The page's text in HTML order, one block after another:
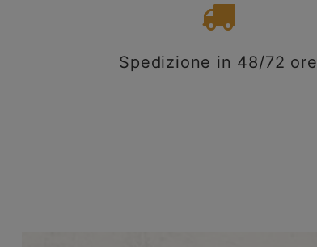
Spedizione in 48/72 ore